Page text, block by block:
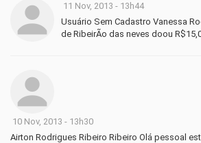
11 Nov, 2013 - 13h44
Usuário Sem Cadastro Vanessa
de RibeirÃo das neves doou
10 Nov, 2013 - 13h30
Airton Rodrigues Ribeiro Ribeiro Olá pessoal